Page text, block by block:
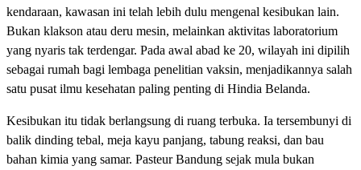
kendaraan, kawasan ini telah lebih dulu mengenal kesibukan lain.
Bukan klakson atau deru mesin, melainkan aktivitas laboratorium
yang nyaris tak terdengar. Pada awal abad ke 20, wilayah ini dipilih
sebagai rumah bagi lembaga penelitian vaksin, menjadikannya salah
satu pusat ilmu kesehatan paling penting di Hindia Belanda.
Kesibukan itu tidak berlangsung di ruang terbuka. Ia tersembunyi di
balik dinding tebal, meja kayu panjang, tabung reaksi, dan bau
bahan kimia yang samar. Pasteur Bandung sejak mula bukan